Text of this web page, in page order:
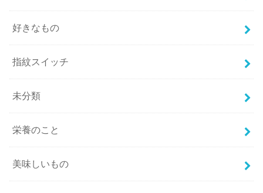
好きなもの
指紋スイッチ
未分類
栄養のこと
美味しいもの